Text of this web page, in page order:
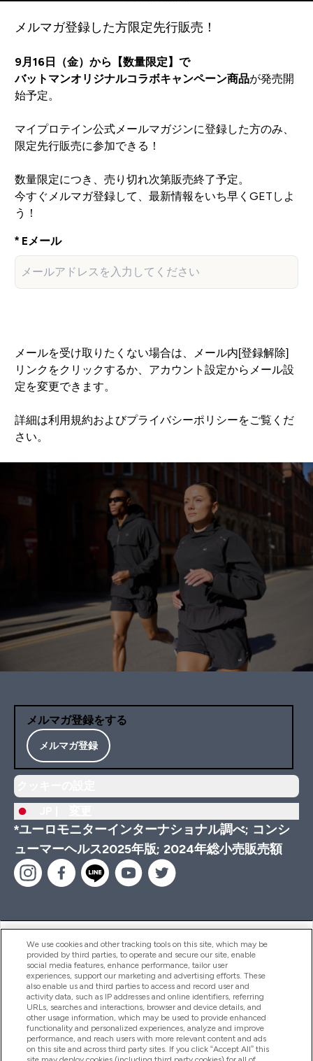
メルマガ登録した方限定先行販売！
9月16日（金）から【数量限定】で
バットマンオリジナルコラボキャンペーン商品が発売開
始予定。
マイプロテイン公式メールマガジンに登録した方のみ、
限定先行販売に参加できる！
数量限定につき、売り切れ次第販売終了予定。
今すぐメルマガ登録して、最新情報をいち早くGETしよ
う！
Eメール
メールを受け取りたくない場合は、メール内[登録解除]
リンクをクリックするか、アカウント設定からメール設
定を変更できます。
詳細は利用規約およびプライバシーポリシーをご覧くだ
さい。
メルマガ登録をする
メルマガ登録
*ユーロモニターインターナショナル調べ; コンシ
ューマーヘルス2025年版; 2024年総小売販売額
ヘルプ＆ガイド
商品について
会社概要
We use cookies and other tracking tools on this site, which may be
provided by third parties, to operate and secure our site, enable
social media features, enhance performance, tailor user
experiences, support our marketing and advertising efforts. These
also enable us and third parties to access and record user and
activity data, such as IP addresses and online identifiers, referring
URLs, searches and interactions, browser and device details, and
other usage information, which may be used to provide enhanced
functionality and personalized experiences, analyze and improve
performance, and reach users with more relevant content and ads
on this site and across third party sites. If you click “Accept All” this